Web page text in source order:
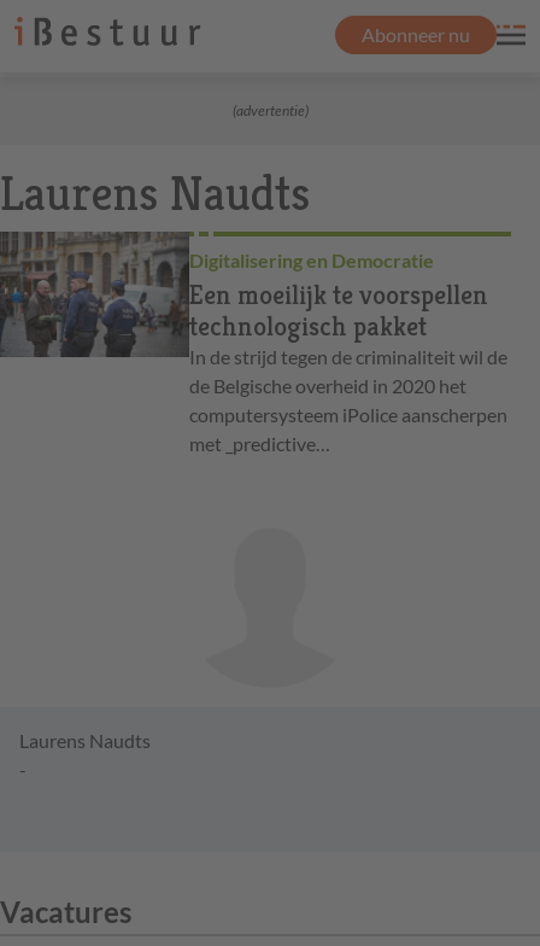
Abonneer nu
(advertentie)
Laurens Naudts
Digitalisering en Democratie
Een moeilijk te voorspellen
technologisch pakket
In de strijd tegen de criminaliteit wil de
de Belgische overheid in 2020 het
computersysteem iPolice aanscherpen
met _predictive…
Laurens Naudts
-
Vacatures